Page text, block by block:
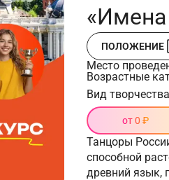
«Имена
ПОЛОЖЕНИЕ
Место
Возрастные
Вид творчества
от 0 ₽
Танцоры
способной
древний язык,